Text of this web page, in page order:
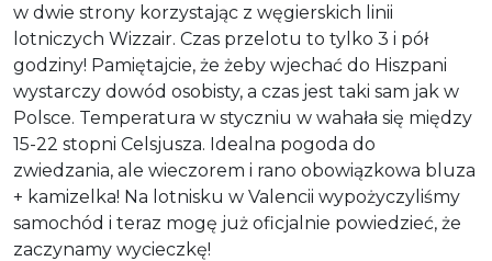
w dwie strony korzystając z węgierskich linii
lotniczych Wizzair. Czas przelotu to tylko 3 i pół
godziny! Pamiętajcie, że żeby wjechać do Hiszpani
wystarczy dowód osobisty, a czas jest taki sam jak w
Polsce. Temperatura w styczniu w wahała się między
15-22 stopni Celsjusza. Idealna pogoda do
zwiedzania, ale wieczorem i rano obowiązkowa bluza
+ kamizelka! Na lotnisku w Valencii wypożyczyliśmy
samochód i teraz mogę już oficjalnie powiedzieć, że
zaczynamy wycieczkę!